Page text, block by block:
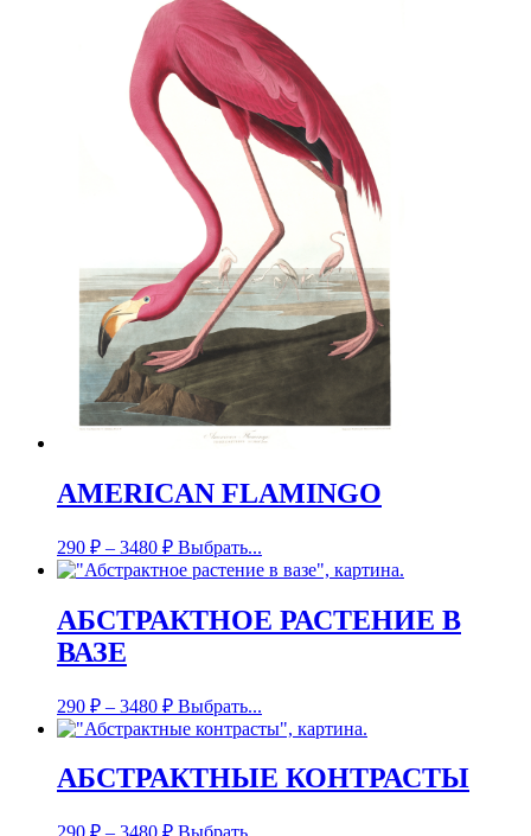
AMERICAN FLAMINGO
290 ₽ – 3480 ₽ Выбрать...
АБСТРАКТНОЕ РАСТЕНИЕ В
ВАЗЕ
290 ₽ – 3480 ₽ Выбрать...
АБСТРАКТНЫЕ КОНТРАСТЫ